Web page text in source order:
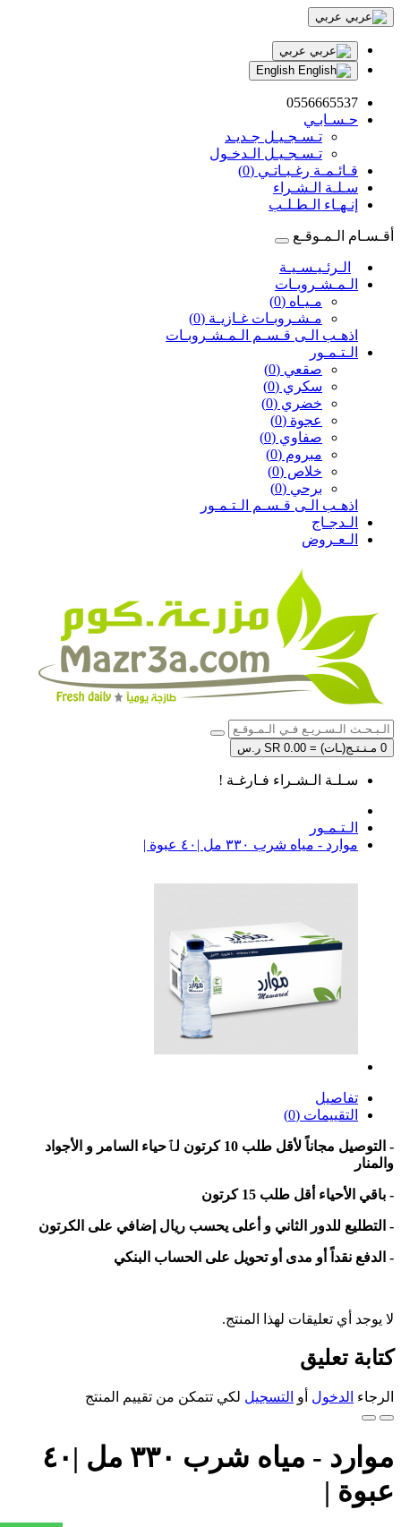
عربي
عربي
0556665537
حـسـابـي
تـسـجـيـل جـديـد
تـسـجـيـل الـدخـول
قـائـمـة رغـبـاتـي (0)
سـلـة الـشـراء
إنـهـاء الـطـلـب
أقـسـام الـمـوقـع
الـرئـيـسـيـة
الـمـشـروبـات
مـيـاه (0)
مـشـروبـات غـازيـة (0)
اذهـب الـى قـسـم الـمـشـروبـات
الـتـمـور
صقعي (0)
سكري (0)
خضري (0)
عجوة (0)
صفاوي (0)
مبروم (0)
خلاص (0)
برحي (0)
اذهـب الـى قـسـم الـتـمـور
الـدجـاج
الـعـروض
0 مـنـتـج(ـات) = SR 0.00 ر.س
سـلـة الـشـراء فـارغـة !
الـتـمـور
موارد - مياه شرب ٣٣٠ مل |٤٠ عبوة |
تفاصيل
التقييمات (0)
- التوصيل مجاناً لأقل طلب 10 كرتون لٱحياء السامر و الأجواد
والمنار
- باقي الأحياء أقل طلب 15 كرتون
- التطليع للدور الثاني و أعلى يحسب ريال إضافي على الكرتون
- الدفع نقداً أو مدى أو تحويل على الحساب البنكي
لا يوجد أي تعليقات لهذا المنتج.
كتابة تعليق
الرجاء الدخول أو التسجيل لكي تتمكن من تقييم المنتج
موارد - مياه شرب ٣٣٠ مل |٤٠
عبوة |